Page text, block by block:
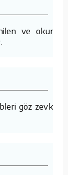
ve okunan
göz zevkine